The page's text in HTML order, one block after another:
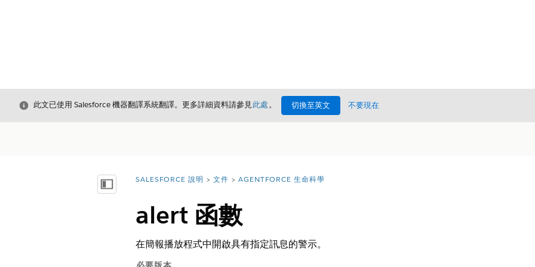
結束
此文已使用 Salesforce 機器翻譯系統翻譯。更多詳細資料請參見此處。 切換至英文 不要現在
顯示目錄 您位於此處：
SALESFORCE 說明 文件 AGENTFORCE 生命科學
alert 函數
在簡報播放程式中開啟具有指定訊息的警示。